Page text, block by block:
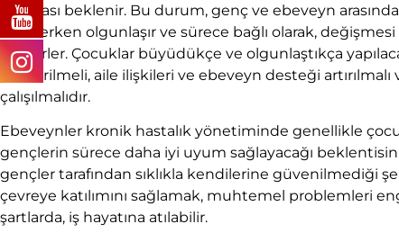
yapması beklenir. Bu durum, genç ve ebeveyn
daha erken olgunlaşır ve sürece bağlı olarak,
olabilirler. Çocuklar büyüdükçe ve olgunlaştıkça
yer verilmeli, aile ilişkileri ve ebeveyn desteği
çalışılmalıdır.
Ebeveynler kronik hastalık yönetiminde genellikle
gençlerin sürece daha iyi uyum sağlayacağı
gençler tarafından sıklıkla kendilerine güvenilmediği
çevreye katılımını sağlamak, muhtemel problemleri
şartlarda, iş hayatına atılabilir.